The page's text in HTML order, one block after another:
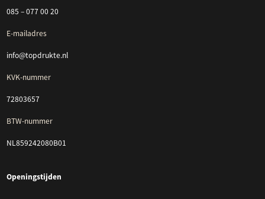
085 – 077 00 20
E-mailadres
info@topdrukte.nl
KVK-nummer
72803657
BTW-nummer
NL859242080B01
Openingstijden